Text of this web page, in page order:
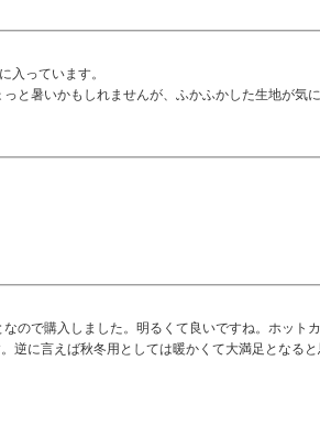
入っています。
と暑いかもしれませんが、ふかふかした生地が気に
で購入しました。明るくて良いですね。ホッ
に言えば秋冬用としては暖かくて大満足となる